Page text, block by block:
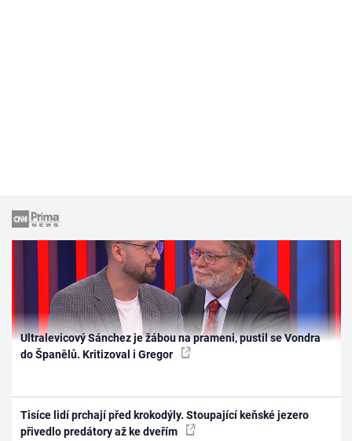
Ultralevicový Sánchez je žábou na prameni, pustil se Vondra
do Španělů. Kritizoval i Gregor
Tisíce lidí prchají před krokodýly. Stoupající keňské jezero
přivedlo predátory až ke dveřím